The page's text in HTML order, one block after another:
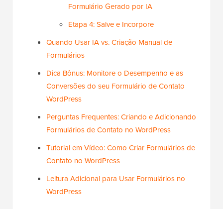
Formulário Gerado por IA
Etapa 4: Salve e Incorpore
Quando Usar IA vs. Criação Manual de
Formulários
Dica Bônus: Monitore o Desempenho e as
Conversões do seu Formulário de Contato
WordPress
Perguntas Frequentes: Criando e Adicionando
Formulários de Contato no WordPress
Tutorial em Vídeo: Como Criar Formulários de
Contato no WordPress
Leitura Adicional para Usar Formulários no
WordPress